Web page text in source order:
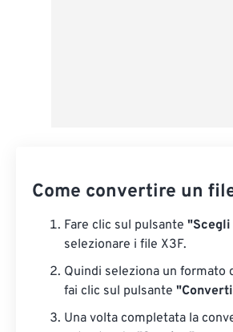
Come convertire un
Fare clic sul pulsante
selezionare i file X3F.
Quindi seleziona un formato
fai clic sul pulsante
Una volta completata la